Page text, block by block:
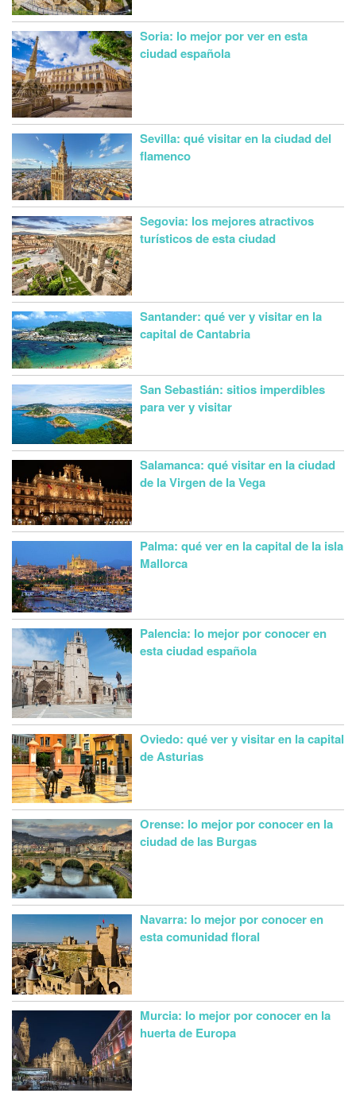
Soria: lo mejor por ver en esta
ciudad española
Sevilla: qué visitar en la ciudad del
flamenco
Segovia: los mejores atractivos
turísticos de esta ciudad
Santander: qué ver y visitar en la
capital de Cantabria
San Sebastián: sitios imperdibles
para ver y visitar
Salamanca: qué visitar en la ciudad
de la Virgen de la Vega
Palma: qué ver en la capital de la isla
Mallorca
Palencia: lo mejor por conocer en
esta ciudad española
Oviedo: qué ver y visitar en la capital
de Asturias
Orense: lo mejor por conocer en la
ciudad de las Burgas
Navarra: lo mejor por conocer en
esta comunidad floral
Murcia: lo mejor por conocer en la
huerta de Europa